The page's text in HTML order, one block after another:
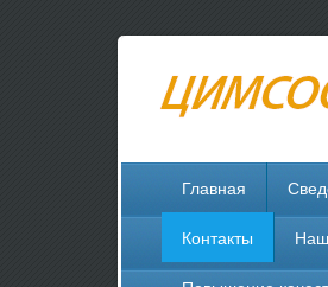
Главная
Контакты